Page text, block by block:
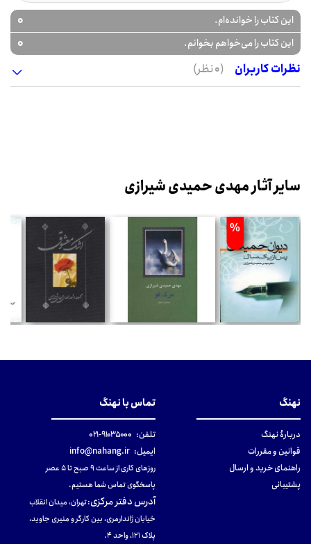
این کتاب را خوانده‌ام. 0
این کتاب را می‌خواهم بخوانم.
0
نظرات کاربران
(0 نظر)
سایر آثار مهدی حمیدی شیرازی
%
نهنگ
دربارهٔ نهنگ
قوانین و مقررات
راهنمای خرید و ارسال
پشتیبانی
تماس با نهنگ
تلفن: ۹۱۰۳۵۰۰۰-۰۲۱
ایمیل: info@nahang.ir
روزهای کاری از ساعت ۹ صبح تا ۵ عصر
پاسخگوی تماس شما هستیم.
آدرس دفتر مرکزی:تهران، میدان انقلاب
خیابان ژاندارمری، بین کارگر و منیری جاوید،
پلاک 121، واحد ۴.